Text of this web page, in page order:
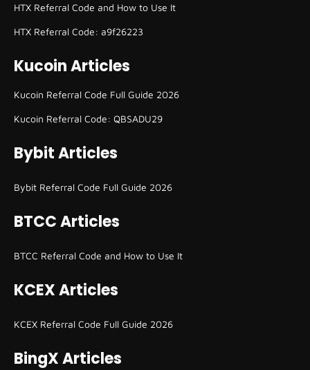
HTX Referral Code and How to Use It
HTX Referral Code: a9f26223
Kucoin Articles
Kucoin Referral Code Full Guide 2026
Kucoin Referral Code: QBSADU29
Bybit Articles
Bybit Referral Code Full Guide 2026
BTCC Articles
BTCC Referral Code and How to Use It
KCEX Articles
KCEX Referral Code Full Guide 2026
BingX Articles